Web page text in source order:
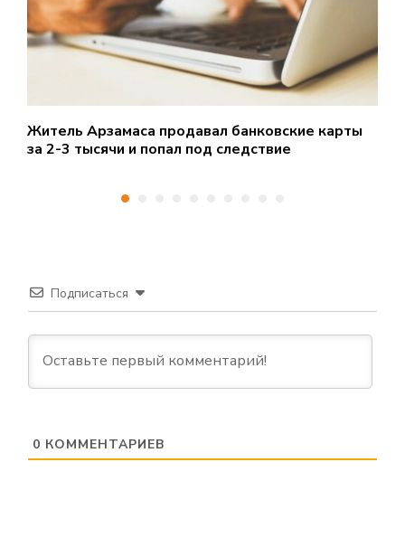
Житель Арзамаса продавал банковские карты
за 2-3 тысячи и попал под следствие
Подписаться
0 КОММЕНТАРИЕВ